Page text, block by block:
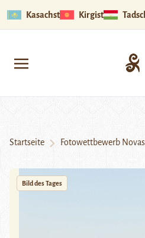
Kasachstan Kirgistan
Startseite Fotowettbewerb
Bild des Tages